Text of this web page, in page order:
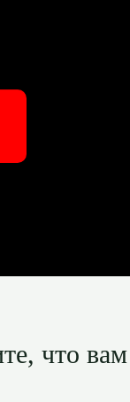
что вам